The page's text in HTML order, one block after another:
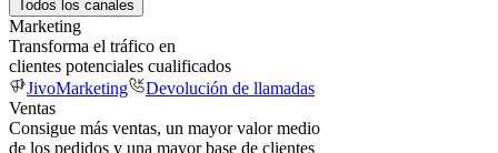
Todos los canales
Marketing
Transforma el tráfico en
clientes potenciales cualificados
JivoMarketing
Devolución de llamadas
Ventas
Consigue más ventas, un mayor valor medio
de los pedidos y una mayor base de clientes